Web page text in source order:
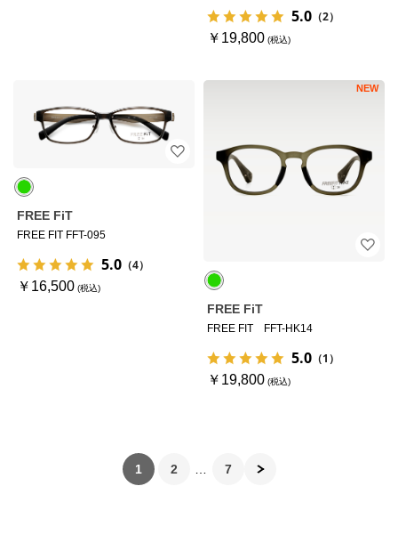
5.0 （2）
￥19,800
FREE FiT
FREE FIT FFT-095
5.0 （4）
￥16,500
NEW
FREE FiT
FREE FIT FFT-HK14
5.0 （1）
￥19,800
1 2 7